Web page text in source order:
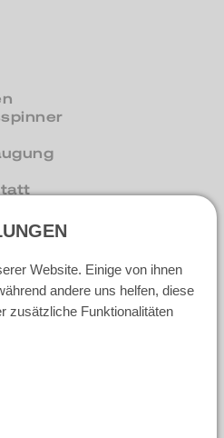
Website. Einige von ihnen
andere uns helfen, diese
zusätzliche Funktionalitäten